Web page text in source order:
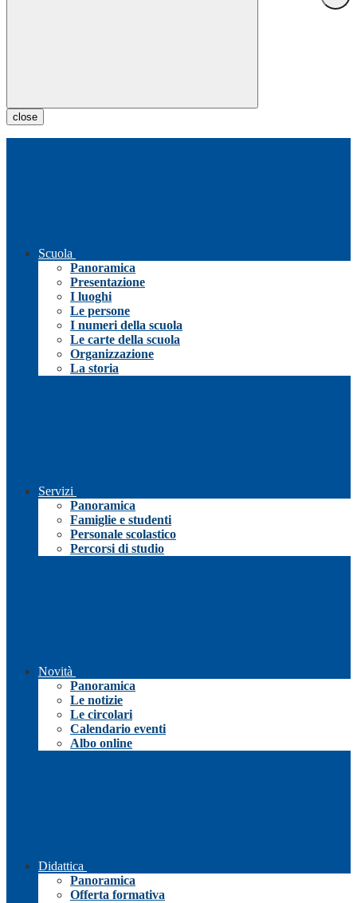
close
Scuola
Panoramica
Presentazione
I luoghi
Le persone
I numeri della scuola
Le carte della scuola
Organizzazione
La storia
Servizi
Panoramica
Famiglie e studenti
Personale scolastico
Percorsi di studio
Novità
Panoramica
Le notizie
Le circolari
Calendario eventi
Albo online
Didattica
Panoramica
Offerta formativa